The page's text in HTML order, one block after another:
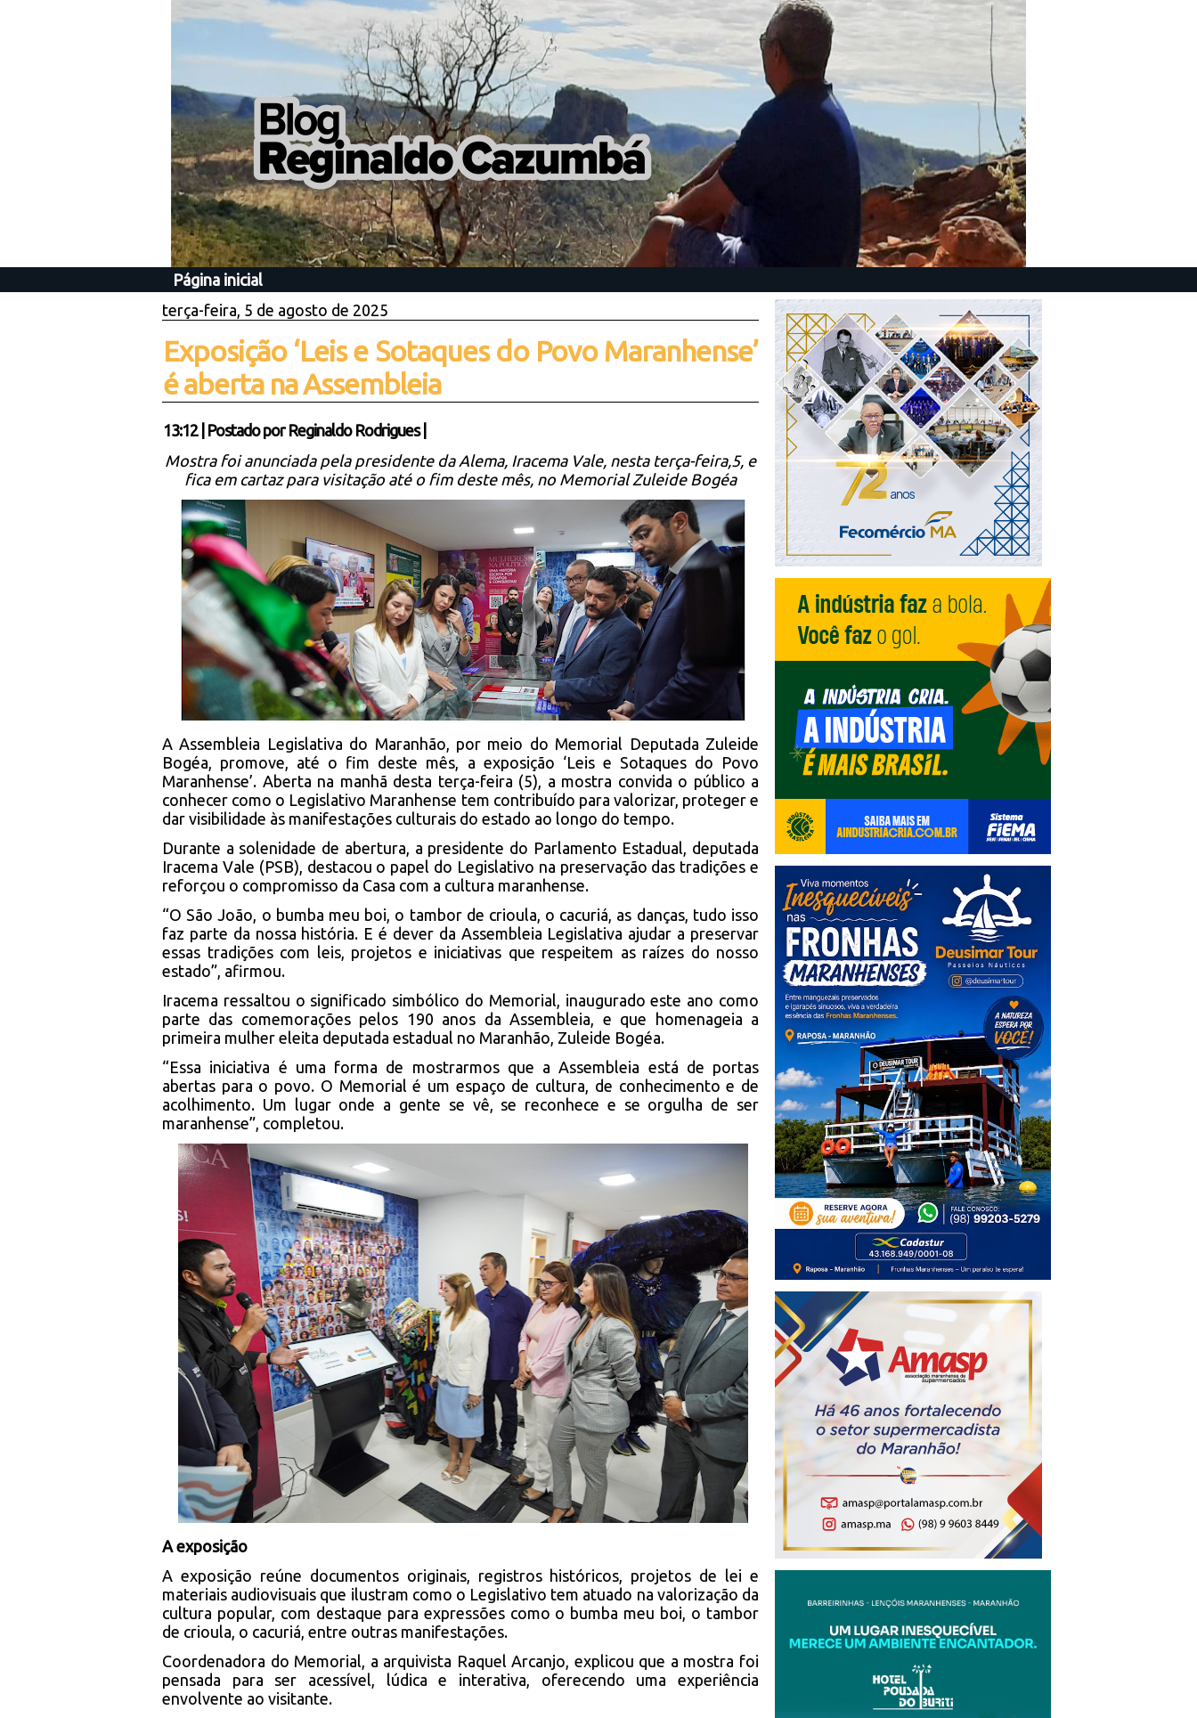
Página inicial
terça-feira, 5 de agosto de 2025
Exposição ‘Leis e Sotaques do Povo Maranhense’
é aberta na Assembleia
13:12| Postado por Reginaldo Rodrigues
Mostra foi anunciada pela presidente da Alema, Iracema Vale, nesta terça-feira,5, e
fica em cartaz para visitação até o fim deste mês, no Memorial Zuleide Bogéa
A Assembleia Legislativa do Maranhão, por meio do Memorial Deputada Zuleide
Bogéa, promove, até o fim deste mês, a exposição ‘Leis e Sotaques do Povo
Maranhense’. Aberta na manhã desta terça-feira (5), a mostra convida o público a
conhecer como o Legislativo Maranhense tem contribuído para valorizar, proteger e
dar visibilidade às manifestações culturais do estado ao longo do tempo.
Durante a solenidade de abertura, a presidente do Parlamento Estadual, deputada
Iracema Vale (PSB), destacou o papel do Legislativo na preservação das tradições e
reforçou o compromisso da Casa com a cultura maranhense.
“O São João, o bumba meu boi, o tambor de crioula, o cacuriá, as danças, tudo isso
faz parte da nossa história. E é dever da Assembleia Legislativa ajudar a preservar
essas tradições com leis, projetos e iniciativas que respeitem as raízes do nosso
estado”, afirmou.
Iracema ressaltou o significado simbólico do Memorial, inaugurado este ano como
parte das comemorações pelos 190 anos da Assembleia, e que homenageia a
primeira mulher eleita deputada estadual no Maranhão, Zuleide Bogéa.
“Essa iniciativa é uma forma de mostrarmos que a Assembleia está de portas
abertas para o povo. O Memorial é um espaço de cultura, de conhecimento e de
acolhimento. Um lugar onde a gente se vê, se reconhece e se orgulha de ser
maranhense”, completou.
A exposição
A exposição reúne documentos originais, registros históricos, projetos de lei e
materiais audiovisuais que ilustram como o Legislativo tem atuado na valorização da
cultura popular, com destaque para expressões como o bumba meu boi, o tambor
de crioula, o cacuriá, entre outras manifestações.
Coordenadora do Memorial, a arquivista Raquel Arcanjo, explicou que a mostra foi
pensada para ser acessível, lúdica e interativa, oferecendo uma experiência
envolvente ao visitante.